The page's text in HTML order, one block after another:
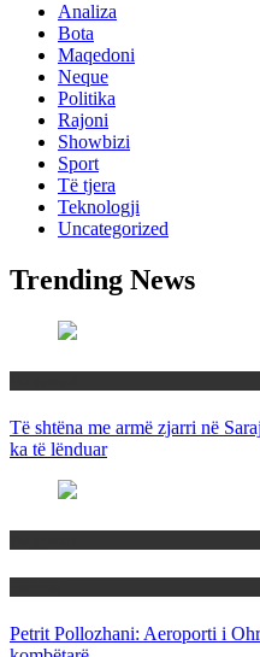
Analiza
Bota
Maqedoni
Neque
Politika
Rajoni
Showbizi
Sport
Të tjera
Teknologji
Uncategorized
Trending News
Të shtëna me armë zjarri në
ka të lënduar
Petrit Pollozhani: Aeroporti i